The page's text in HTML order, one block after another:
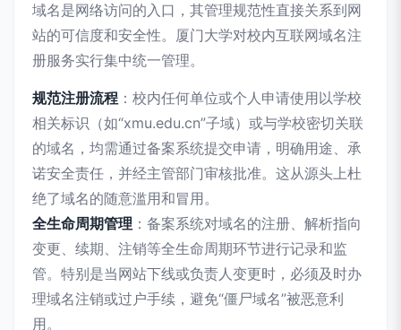
域名是网络访问的入口，其管理规范性直接关系到网
站的可信度和安全性。厦门大学对校内互联网域名注
册服务实行集中统一管理。
规范注册流程 ：校内任何单位或个人申请使用以学校
相关标识（如“xmu.edu.cn”子域）或与学校密切关联
的域名，均需通过备案系统提交申请，明确用途、承
诺安全责任，并经主管部门审核批准。这从源头上杜
绝了域名的随意滥用和冒用。
全生命周期管理 ：备案系统对域名的注册、解析指向
变更、续期、注销等全生命周期环节进行记录和监
管。特别是当网站下线或负责人变更时，必须及时办
理域名注销或过户手续，避免“僵尸域名”被恶意利
用。